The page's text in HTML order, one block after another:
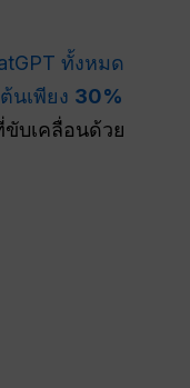
ทั้งหมด
นเพียง 30%
บเคลื่อนด้วย